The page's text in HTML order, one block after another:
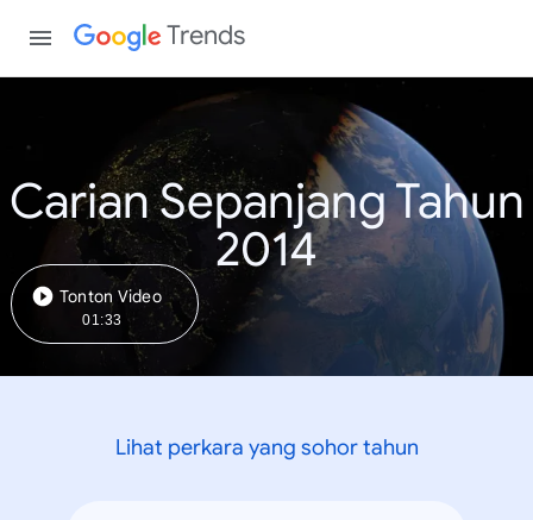
Trends
Carian Sepanjang Tahun
2014
Tonton Video
01:33
Lihat perkara yang sohor tahun